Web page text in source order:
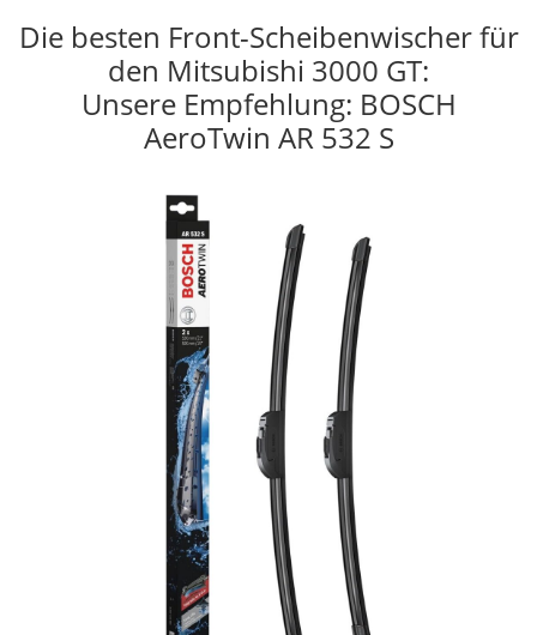
Die besten Front-Scheibenwischer für
den Mitsubishi 3000 GT:
Unsere Empfehlung: BOSCH
AeroTwin AR 532 S